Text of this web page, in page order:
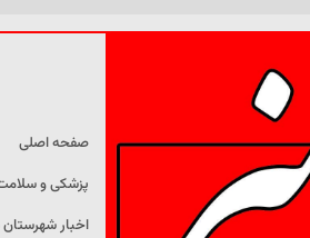
صفحه اصلی
پزشکی و
اخبار